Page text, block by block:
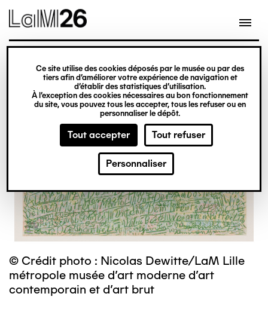
Gestion des cookies
Ce site utilise des cookies déposés par le musée ou par des
tiers afin d’améliorer votre expérience de navigation et
d’établir des statistiques d’utilisation.
À l’exception des cookies nécessaires au bon fonctionnement
du site, vous pouvez tous les accepter, tous les refuser ou en
personnaliser le dépôt.
Tout accepter Tout refuser
Personnaliser
contenu
© Crédit photo : Nicolas Dewitte/LaM Lille
métropole musée d’art moderne d’art
contemporain et d’art brut